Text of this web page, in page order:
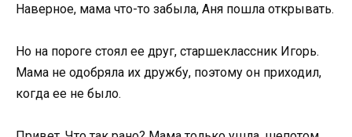
Наверное, мама что-то забыла, Аня пошла открывать.
Но на пороге стоял ее друг, старшеклассник Игорь.
Мама не одобряла их дружбу, поэтому он приходил,
когда ее не было.